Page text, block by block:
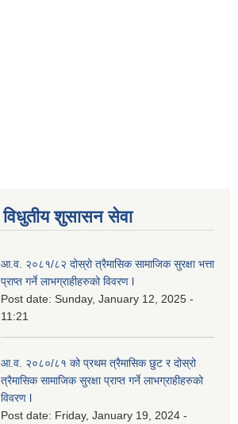
विधुतीय शुसासन सेवा
आ.व. २०८१/८२ दोस्रो त्रैमासिक सामाजिक सुरक्षा भत्ता
प्राप्त गर्ने लाभग्राहीहरुको विवरण l
Post date: Sunday, January 12, 2025 -
11:21
आ.व. २०८०/८१ को प्रथम त्रैमासिक छुट र दोस्रो
त्रैमासिक सामाजिक सुरक्षा प्राप्त गर्ने लाभग्राहीहरुको
विवरण l
Post date: Friday, January 19, 2024 -